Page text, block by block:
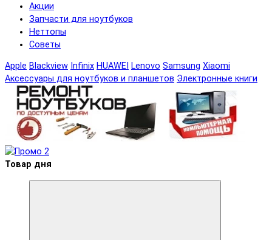
Акции
Запчасти для ноутбуков
Неттопы
Советы
Apple Blackview Infinix HUAWEI Lenovo Samsung Xiaomi
Аксессуары для ноутбуков и планшетов Электронные книги
Товар дня